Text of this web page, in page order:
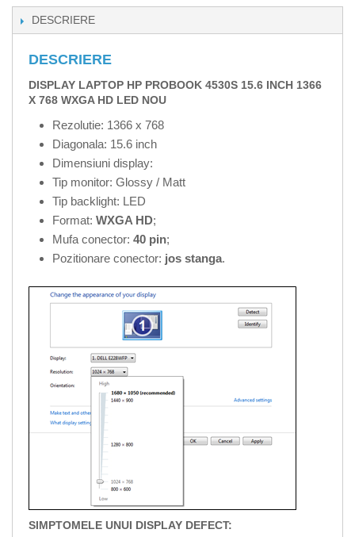
DESCRIERE
DESCRIERE
DISPLAY LAPTOP HP PROBOOK 4530S 15.6 INCH 1366
X 768 WXGA HD LED NOU
Rezolutie: 1366 x 768
Diagonala: 15.6 inch
Dimensiuni display:
Tip monitor: Glossy / Matt
Tip backlight: LED
Format: WXGA HD;
Mufa conector: 40 pin;
Pozitionare conector: jos stanga.
SIMPTOMELE UNUI DISPLAY DEFECT: